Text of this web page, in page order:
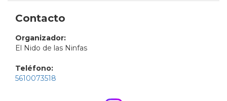
Contacto
Organizador:
El Nido de las Ninfas
Teléfono:
5610073518